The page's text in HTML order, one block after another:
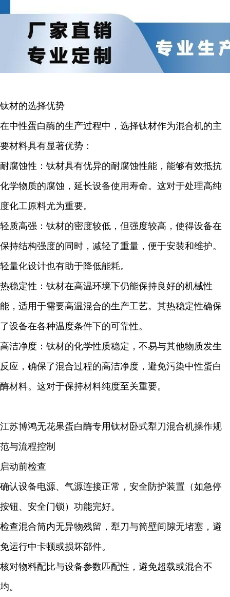
钛材的选择优势
在中性蛋白酶的生产过程中，选择钛材作为混合机的主
要材料具有显著优势：
耐腐蚀性：钛材具有优异的耐腐蚀性能，能够有效抵抗
化学物质的腐蚀，延长设备使用寿命。这对于处理高纯
度化工原料尤为重要。
轻质高强：钛材的密度较低，但强度较高，使得设备在
保持结构强度的同时，减轻了重量，便于安装和维护。
轻量化设计也有助于降低能耗。
热稳定性：钛材在高温环境下仍能保持良好的机械性
能，适用于需要高温混合的生产工艺。其热稳定性确保
了设备在各种温度条件下的可靠性。
高洁净度：钛材的化学性质稳定，不易与其他物质发生
反应，确保了混合过程的高洁净度，避免污染中性蛋白
酶材料。这对于保持材料纯度至关重要。
江苏博鸿无花果蛋白酶专用钛材卧式犁刀混合机操作规
范与流程控制
启动前检查
确认设备电源、气源连接正常，安全防护装置（如急停
按钮、安全门锁）功能完好。
检查混合筒内无异物残留，犁刀与筒壁间隙无堵塞，避
免运行中卡顿或损坏部件。
核对物料配比与设备参数匹配性，避免超载或混合不
均。